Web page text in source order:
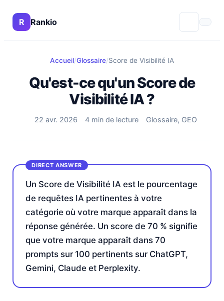
R Rankio
Accueil/Glossaire/Score de Visibilité IA
Qu'est-ce qu'un Score de
Visibilité IA ?
22 avr. 2026 4 min de lecture Glossaire, GEO
Un Score de Visibilité IA est le pourcentage
de requêtes IA pertinentes à votre
catégorie où votre marque apparaît dans la
réponse générée. Un score de 70 % signifie
que votre marque apparaît dans 70
prompts sur 100 pertinents sur ChatGPT,
Gemini, Claude et Perplexity.